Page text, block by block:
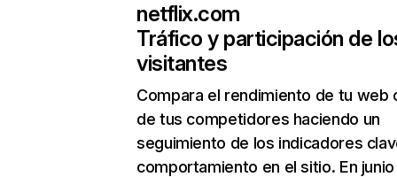
netflix.com
Tráfico y participación de
visitantes
Compara el rendimiento de tu web
de tus competidores haciendo un
seguimiento de los indicadores
comportamiento en el sitio. En junio